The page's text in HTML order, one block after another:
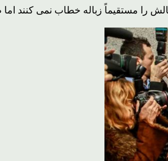
را مستقیماً زباله خطاب نمی کنند